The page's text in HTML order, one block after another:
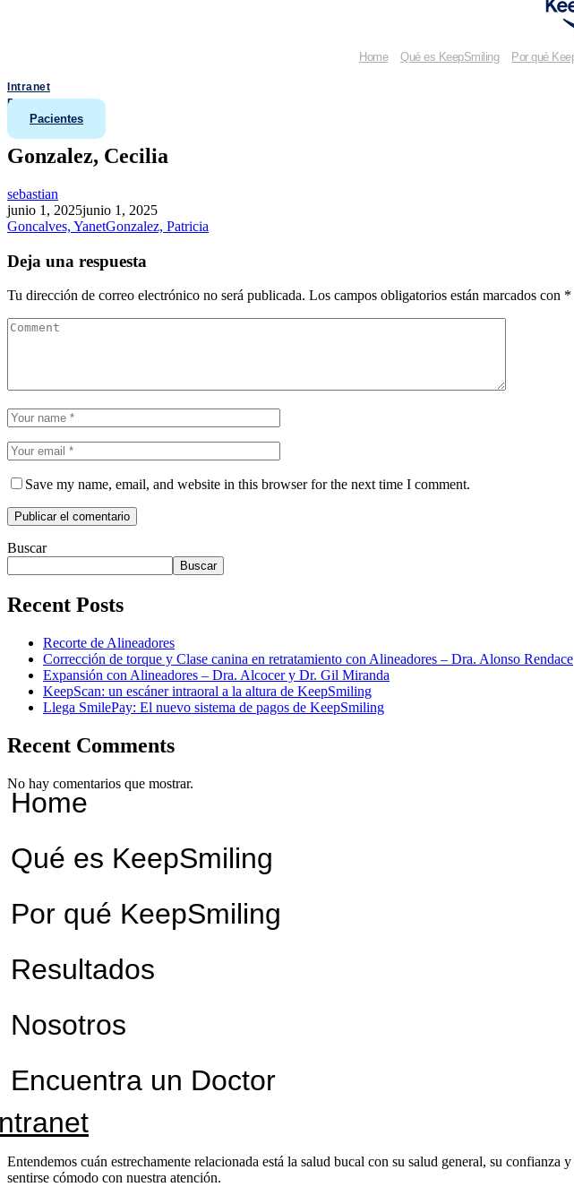
Home Qué es KeepSmiling Por qué
Intranet
Doctores
Pacientes
Gonzalez, Cecilia
sebastian
junio 1, 2025junio 1, 2025
Goncalves, YanetGonzalez, Patricia
Deja una respuesta
Tu dirección de correo electrónico no será publicada. Los campos obligatorios están marcados con *
Save my name, email, and website in this browser for the next time I comment.
Buscar
Buscar
Recent Posts
Recorte de Alineadores
Corrección de torque y Clase canina en retratamiento con Alineadores – Dra. Alonso Rendace
Expansión con Alineadores – Dra. Alcocer y Dr. Gil Miranda
KeepScan: un escáner intraoral a la altura de KeepSmiling
Llega SmilePay: El nuevo sistema de pagos de KeepSmiling
Recent Comments
No hay comentarios que mostrar.
Home
Qué es KeepSmiling
Por qué KeepSmiling
Resultados
Nosotros
Encuentra un Doctor
Entendemos cuán estrechamente relacionada está la salud bucal con su salud general, su
sentirse cómodo con nuestra atención.